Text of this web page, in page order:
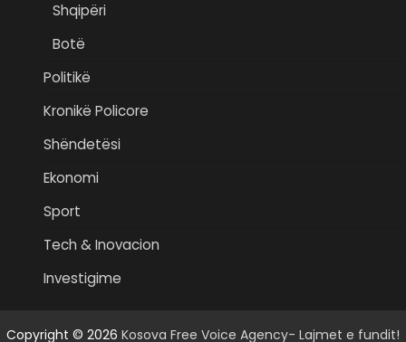
Shqipëri
Botë
Politikë
Kronikë Policore
Shëndetësi
Ekonomi
Sport
Tech & Inovacion
Investigime